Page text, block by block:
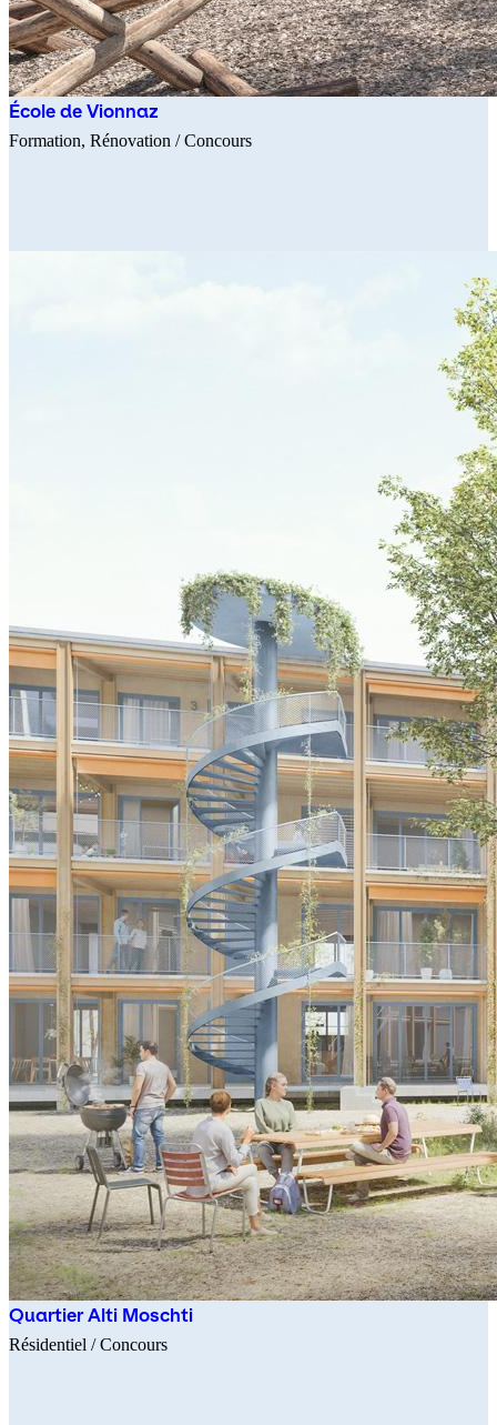
École de Vionnaz
Formation Rénovation / Concours
Quartier Alti Moschti
Résidentiel / Concours